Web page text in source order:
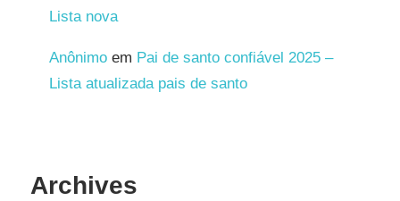
Lista nova
Anônimo em Pai de santo confiável 2025 –
Lista atualizada pais de santo
Archives